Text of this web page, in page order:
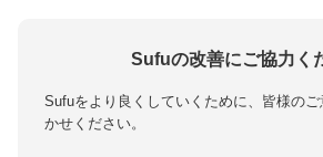
Sufuの改善にご協力く
Sufuをより良くしていくために、皆様の
かせください。